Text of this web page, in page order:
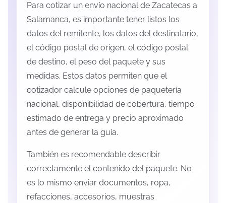
Para cotizar un envío nacional de Zacatecas a
Salamanca, es importante tener listos los
datos del remitente, los datos del destinatario,
el código postal de origen, el código postal
de destino, el peso del paquete y sus
medidas. Estos datos permiten que el
cotizador calcule opciones de paquetería
nacional, disponibilidad de cobertura, tiempo
estimado de entrega y precio aproximado
antes de generar la guía.
También es recomendable describir
correctamente el contenido del paquete. No
es lo mismo enviar documentos, ropa,
refacciones, accesorios, muestras